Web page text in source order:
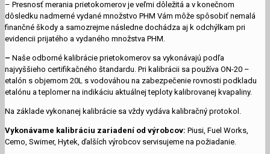
– Presnosť merania prietokomerov je veľmi dôležitá a v konečnom
dôsledku nadmerné vydané množstvo PHM Vám môže spôsobiť nemalá
finančné škody a samozrejme následne dochádza aj k odchýlkam pri
evidencii prijatého a vydaného množstva PHM.
– Naše odborné kalibrácie prietokomerov sa vykonávajú podľa
najvyššieho certifikačného štandardu. Pri kalibrácii sa používa ON-20 –
etalón s objemom 20L s vodováhou na zabezpečenie rovnosti podkladu
etalónu a teplomer na indikáciu aktuálnej teploty kalibrovanej kvapaliny.
Na základe vykonanej kalibrácie sa vždy vydáva kalibračný protokol.
Vykonávame kalibráciu zariadení od výrobcov: Piusi, Fuel Works,
Cemo, Swimer, Hytek, ďalších výrobcov servisujeme na požiadanie.